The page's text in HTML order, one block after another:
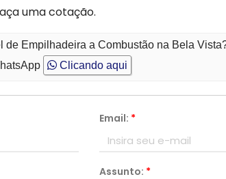
uma cotação.
de Empilhadeira a Combustão na Bela
Clicando aqui
Email: *
Assunto: *